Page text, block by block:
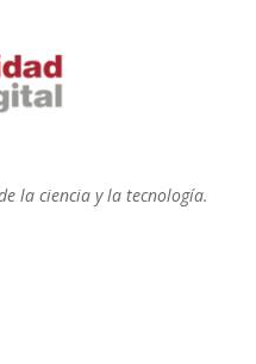
la ciencia y la tecnología.